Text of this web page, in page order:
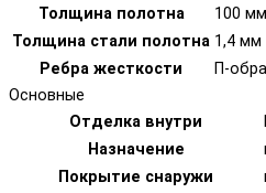
Толщина полотна
100 мм
Толщина стали полотна 1,4 мм
Ребра жесткости
П-
Основные
Отделка внутри
Назначение
Покрытие снаружи